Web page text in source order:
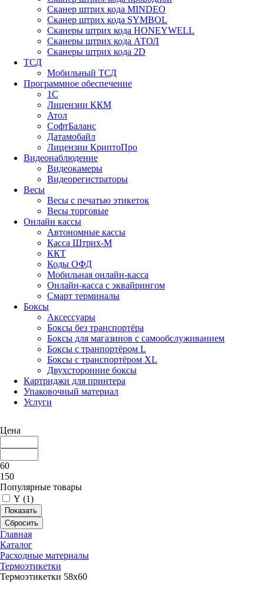
Сканер штрих кода MINDEO
Сканер штрих кода SYMBOL
Сканеры штрих кода HONEYWELL
Сканеры штрих кода АТОЛ
Сканеры штрих кода 2D
ТСД
Мобильный ТСД
Программное обеспечение
1С
Лицензии ККМ
Атол
СофтБаланс
Датамобайл
Лицензии КриптоПро
Видеонаблюдение
Видеокамеры
Видеорегистраторы
Весы
Весы с печатью этикеток
Весы торговые
Онлайн кассы
Автономные кассы
Касса Штрих-М
ККТ
Коды ОФД
Мобильная онлайн-касса
Онлайн-касса с эквайрингом
Смарт терминалы
Боксы
Аксессуары
Боксы без транспортёра
Боксы для магазинов с самообслуживанием
Боксы с транпортёром L
Боксы с транспортёром XL
Двухсторонние боксы
Картриджи для принтера
Упаковочный материал
Услуги
Цена
60
150
Популярные товары
Y (1)
Показать
Сбросить
Главная
Каталог
Расходные материалы
Термоэтикетки
Термоэтикетки 58х60